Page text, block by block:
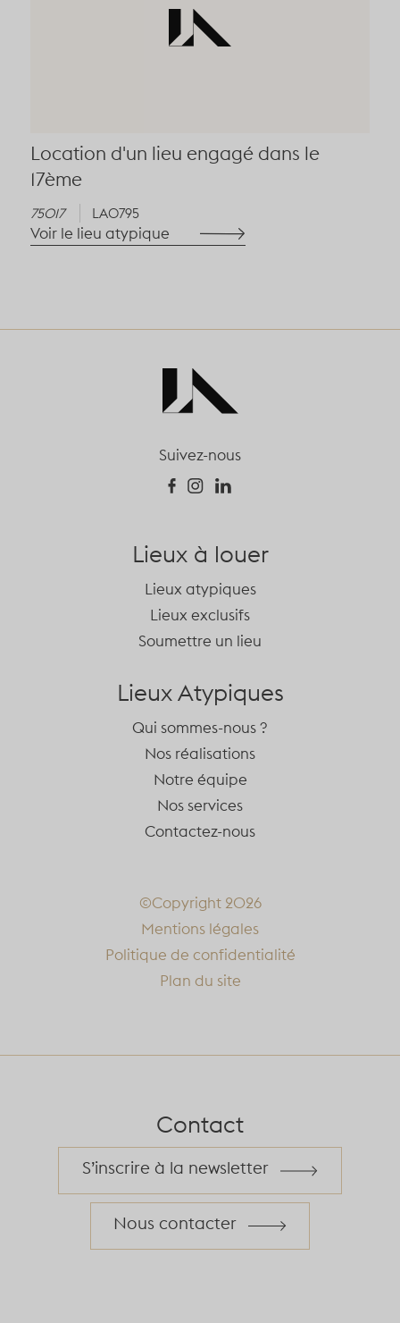
Location d'un lieu engagé dans le
17ème
75017 LA0795
Voir le lieu atypique
Suivez-nous
Lieux à louer
Lieux atypiques
Lieux exclusifs
Soumettre un lieu
Lieux Atypiques
Qui sommes-nous ?
Nos réalisations
Notre équipe
Nos services
Contactez-nous
©Copyright 2026
Mentions légales
Politique de confidentialité
Plan du site
Contact
S’inscrire à la newsletter
Nous contacter